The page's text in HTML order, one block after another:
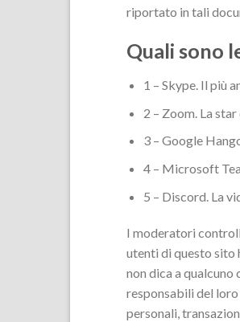
riportato in tali
Quali sono
1 – Skype. Il più
2 – Zoom. La
3 – Google
4 – Microsoft
5 – Discord. La
I moderatori
utenti di questo sito
non dica a qualcuno
responsabili del
personali,